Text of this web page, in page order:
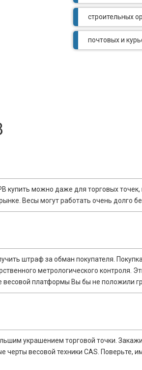
строительных
почтовых и
купить можно даже для торговых
Весы могут работать очень долго
штраф за обман покупателя.
метрологического контроля.
платформы Вы бы не положили
украшением торговой точки.
весовой техники CAS.